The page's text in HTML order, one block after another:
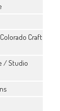
Craft
/ Studio